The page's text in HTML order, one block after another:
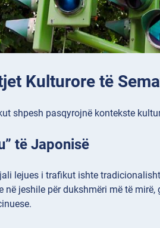
Kulturore të
shpesh pasqyrojnë kontekste
të Japonisë
lejues i trafikut ishte
në jeshile për dukshmëri më të